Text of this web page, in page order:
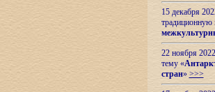
15 декабря
22 ноября
тему «
стран» >>>